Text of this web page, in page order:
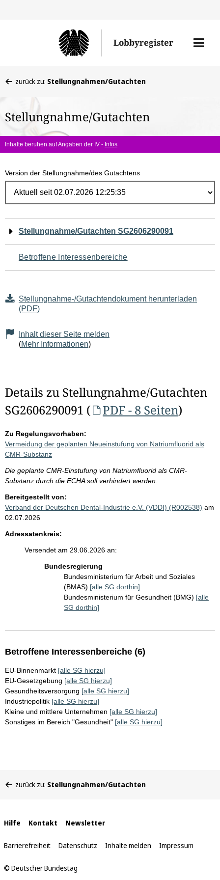
Lobbyregister
Menü
befinden
hier:
zurück zu: Stellungnahmen/Gutachten
Stellungnahme/Gutachten
Inhalte beruhen auf Angaben der IV - Infos
Version der Stellungnahme/des Gutachtens
Navigation
für
den
Seiteninhalt
Stellungnahme/Gutachten SG2606290091
Betroffene Interessenbereiche
Stellungnahme-/Gutachtendokument herunterladen
(PDF)
Inhalt dieser Seite melden
(Mehr Informationen)
Details zu Stellungnahme/Gutachten
SG2606290091 (
PDF - 8 Seiten)
Zu Regelungsvorhaben:
Vermeidung der geplanten Neueinstufung von Natriumfluorid als
CMR-Substanz
Die geplante CMR-Einstufung von Natriumfluorid als CMR-
Substanz durch die ECHA soll verhindert werden.
Bereitgestellt von:
Verband der Deutschen Dental-Industrie e.V. (VDDI) (R002538) am
02.07.2026
Adressatenkreis:
Versendet am 29.06.2026 an:
Bundesregierung
Bundesministerium für Arbeit und Soziales
(BMAS) [alle SG dorthin]
Bundesministerium für Gesundheit (BMG) [alle
SG dorthin]
Betroffene Interessenbereiche (6)
EU-Binnenmarkt [alle SG hierzu]
EU-Gesetzgebung [alle SG hierzu]
Gesundheitsversorgung [alle SG hierzu]
Industriepolitik [alle SG hierzu]
Kleine und mittlere Unternehmen [alle SG hierzu]
Sonstiges im Bereich "Gesundheit" [alle SG hierzu]
befinden
zurück zu: Stellungnahmen/Gutachten
Interne
Links
Hilfe Kontakt Newsletter
Barrierefreiheit Datenschutz Inhalte melden Impressum
© Deutscher Bundestag